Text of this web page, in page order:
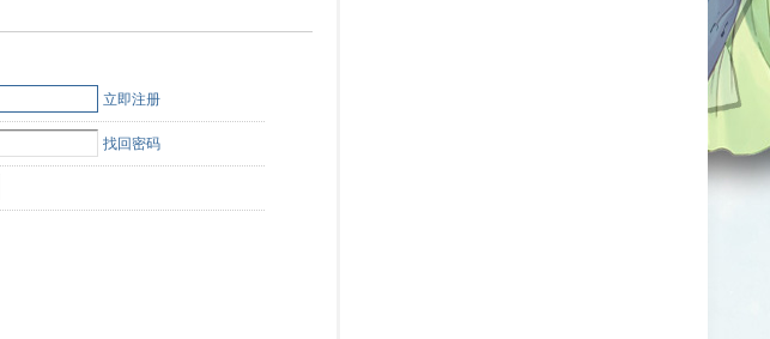
立即注册
找回密码